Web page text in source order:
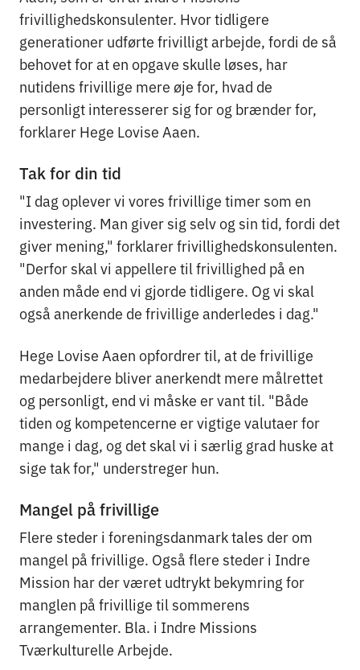
frivillighedskonsulenter. Hvor tidligere
generationer udførte frivilligt arbejde, fordi de så
behovet for at en opgave skulle løses, har
nutidens frivillige mere øje for, hvad de
personligt interesserer sig for og brænder for,
forklarer Hege Lovise Aaen.
Tak for din tid
"I dag oplever vi vores frivillige timer som en
investering. Man giver sig selv og sin tid, fordi det
giver mening," forklarer frivillighedskonsulenten.
"Derfor skal vi appellere til frivillighed på en
anden måde end vi gjorde tidligere. Og vi skal
også anerkende de frivillige anderledes i dag."
Hege Lovise Aaen opfordrer til, at de frivillige
medarbejdere bliver anerkendt mere målrettet
og personligt, end vi måske er vant til. "Både
tiden og kompetencerne er vigtige valutaer for
mange i dag, og det skal vi i særlig grad huske at
sige tak for," understreger hun.
Mangel på frivillige
Flere steder i foreningsdanmark tales der om
mangel på frivillige. Også flere steder i Indre
Mission har der været udtrykt bekymring for
manglen på frivillige til sommerens
arrangementer. Bla. i Indre Missions
Tværkulturelle Arbejde.